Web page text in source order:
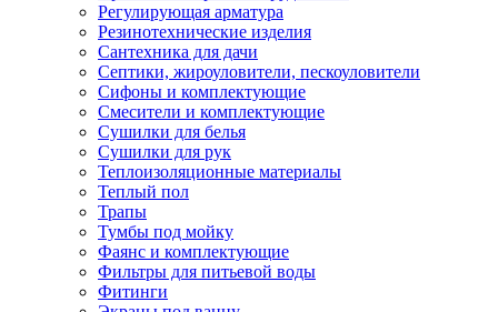
Регулирующая арматура
Резинотехнические изделия
Сантехника для дачи
Септики, жироуловители, пескоуловители
Сифоны и комплектующие
Смесители и комплектующие
Сушилки для белья
Сушилки для рук
Теплоизоляционные материалы
Теплый пол
Трапы
Тумбы под мойку
Фаянс и комплектующие
Фильтры для питьевой воды
Фитинги